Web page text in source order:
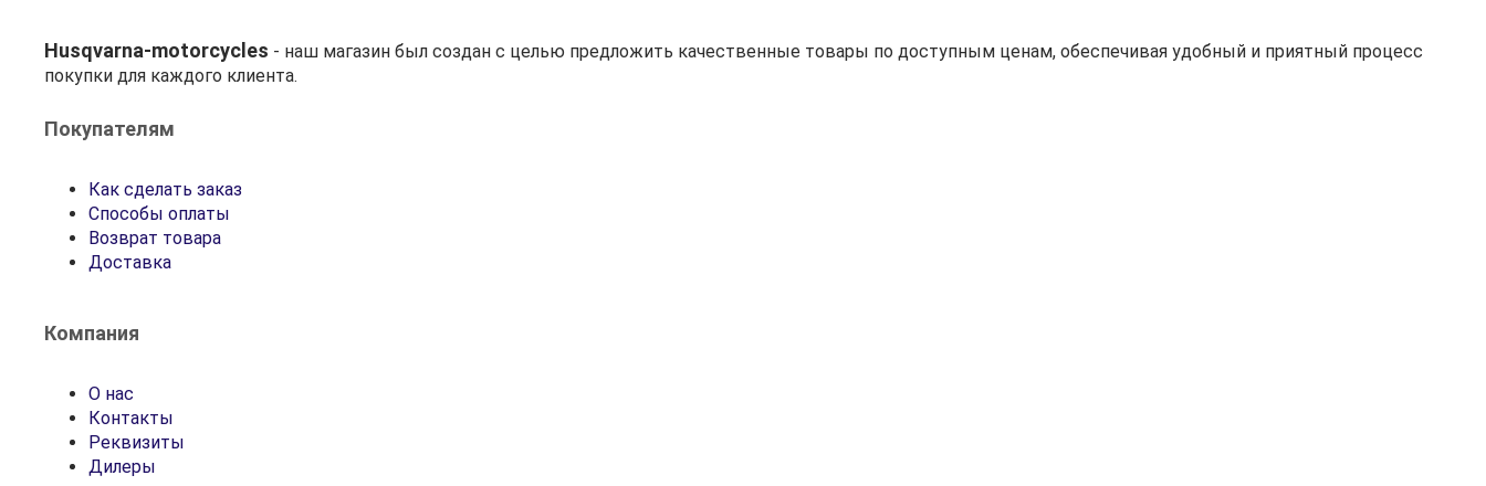
Husqvarna-motorcycles - наш магазин был создан с целью предложить качественные товары по доступным ценам, обеспечивая удобный и приятный процесс
покупки для каждого клиента.
Покупателям
Как сделать заказ
Способы оплаты
Возврат товара
Доставка
Компания
О нас
Контакты
Реквизиты
Дилеры